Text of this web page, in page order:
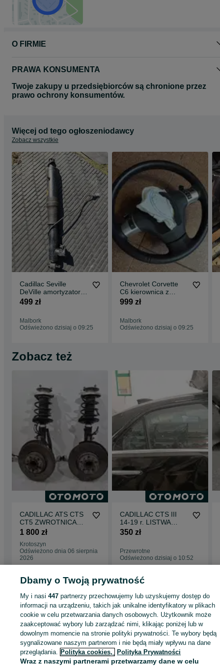
O FIRMIE
PRAWA KONSUMENTA
Twoje zakupy u przedsiębiorców są chronione przez
prawo ochrony konsumentów.
Więcej od tego ogłoszeniodawcy
Zobacz wszystkie
Cadillac Seville
DeVille amortyzator
tylny magnetyczny
499 zł
Malbork
Odświeżono dzisiaj o 09:25
Chevrolet Corvette
C6 kierownica z
łopatkami
999 zł
Malbork
Odświeżono dzisiaj o 09:25
Zobacz też
CADILLAC ATS CTS
CT5 ZWROTNICA
LEWA PRAWA
PRAWY 22739647
22739648 23130669
23130670
1 800 zł
Krotoszyn
Odświeżono dnia 06 sierpnia
2026
CADILLAC CTS III
14-19 r. LISTWA
zbierająca drzwi
350 zł
Przewrotne
Odświeżono dzisiaj o 10:52
Pomorskie
Osobowe - Malbork
KATEGORIA
ID:1067281175 Wyświetlenia:
Dbamy o Twoją prywatność
My i nasi447 partnerzy przechowujemy lub uzyskujemy dostęp do
informacji na urządzeniu, takich jak unikalne identyfikatory w plikach
cookie w celu przetwarzania danych osobowych. Użytkownik może
zaakceptować wybory lub zarządzać nimi, klikając poniżej lub w
dowolnym momencie na stronie polityki prywatności. Te wybory będą
sygnalizowane naszym partnerom i nie będą miały wpływu na dane
przeglądania. Polityka cookies, Polityka Prywatności
Wraz z naszymi partnerami przetwarzamy dane w celu